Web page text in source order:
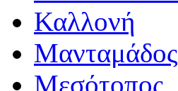
Καλλονή
Μανταμάδος
Μεσότοπος